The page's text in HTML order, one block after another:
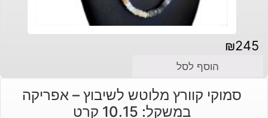
₪245
הוסף לסל
סמוקי קוורץ מלוטש לשיבוץ – אפריקה
במשקל: 10.15 קרט